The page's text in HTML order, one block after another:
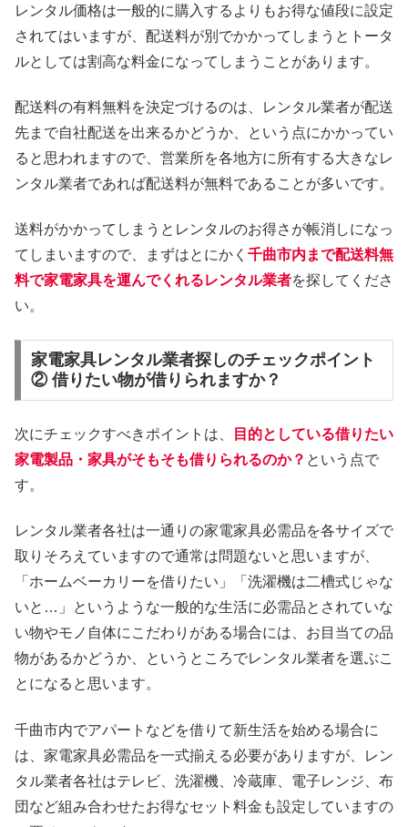
レンタル価格は一般的に購入するよりもお得な値段に設定
されてはいますが、配送料が別でかかってしまうとトータ
ルとしては割高な料金になってしまうことがあります。
配送料の有料無料を決定づけるのは、レンタル業者が配送
先まで自社配送を出来るかどうか、という点にかかってい
ると思われますので、営業所を各地方に所有する大きなレ
ンタル業者であれば配送料が無料であることが多いです。
送料がかかってしまうとレンタルのお得さが帳消しになっ
てしまいますので、まずはとにかく 千曲市内まで配送料無
料で家電家具を運んでくれるレンタル業者を探してくださ
い。
家電家具レンタル業者探しのチェックポイント
② 借りたい物が借りられますか？
次にチェックすべきポイントは、
目的としている借りたい
家電製品・家具がそもそも借りられるのか？ という点で
す。
レンタル業者各社は一通りの家電家具必需品を各サイズで
取りそろえていますので通常は問題ないと思いますが、
「ホームベーカリーを借りたい」「洗濯機は二槽式じゃな
いと…」というような一般的な生活に必需品とされていな
い物やモノ自体にこだわりがある場合には、お目当ての品
物があるかどうか、というところでレンタル業者を選ぶこ
とになると思います。
千曲市内でアパートなどを借りて新生活を始める場合に
は、家電家具必需品を一式揃える必要がありますが、レン
タル業者各社はテレビ、洗濯機、冷蔵庫、電子レンジ、布
団など組み合わせたお得なセット料金も設定していますの